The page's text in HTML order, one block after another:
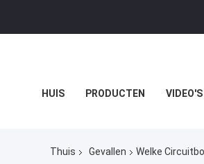
HUIS PRODUCTEN VIDEO'S
Thuis Gevallen Welke